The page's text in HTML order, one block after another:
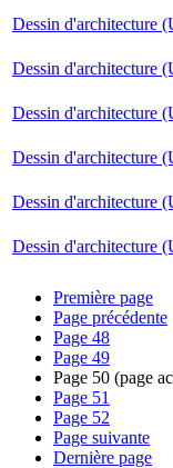
Dessin d'architecture
Dessin d'architecture
Dessin d'architecture
Dessin d'architecture
Dessin d'architecture
Dessin d'architecture
Première page
Page précédente
Page 48
Page 49
Page 50 (page
Page 51
Page 52
Page suivante
Dernière page